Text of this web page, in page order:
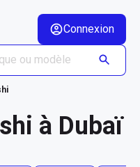
Connexion
à Dubaï